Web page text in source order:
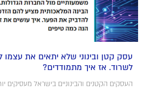
לשרוד. אז איך מתמודדים?
העסקים הקטנים והבינוניים בישראל מעסיקים